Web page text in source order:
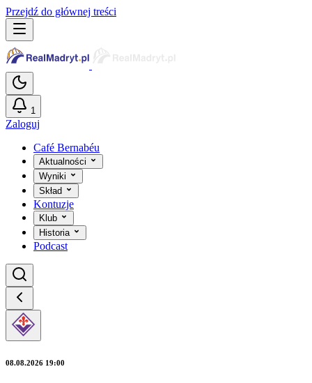
Przejdź do głównej treści
1
Zaloguj
Café Bernabéu
Aktualności
Wyniki
Skład
Kontuzje
Klub
Historia
Podcast
08.08.2026 19:00